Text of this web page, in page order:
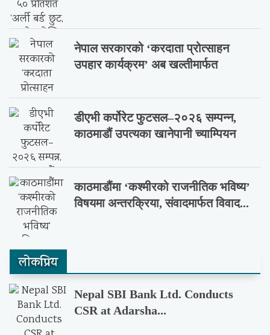
नेपाल सरकारको ‘करदाता प्रोत्साहन
उपहार कार्यक्रम’ अब खल्तीमार्फत
डीएभी कर्पोरेट फुटसल–२०२६ सम्पन्न,
काठमाडौं उपत्यका खानेपानी च्याम्पियन
काठमाडौंमा ‘कश्मीरको राजनीतिक भविष्य’
विषयमा अन्तरक्रिया, संवादमार्फत विवाद...
लाेकप्रिय
Nepal SBI Bank Ltd. Conducts
CSR at Adarsha...